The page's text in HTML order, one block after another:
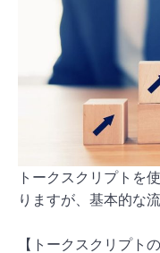
トークスクリプトを
りますが、基本的な
【トークスクリプトの